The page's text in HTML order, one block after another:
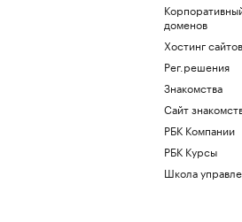
доменов
Хостинг сайтов
Рег.решения
Знакомства
Сайт
РБК Компании
РБК Курсы
Школа